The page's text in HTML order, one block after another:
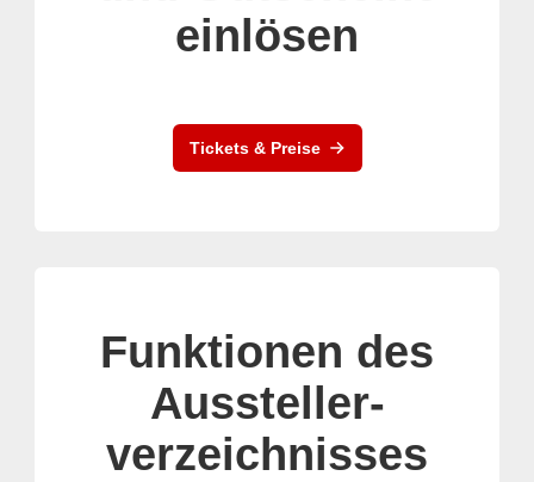
einlösen
Tickets & Preise
Funktionen des
Aussteller-
verzeichnisses